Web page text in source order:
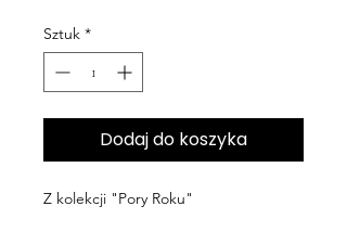
Sztuk *
Dodaj do koszyka
Z kolekcji "Pory Roku"